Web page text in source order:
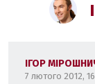
ІГОР
7 лютого 2012,